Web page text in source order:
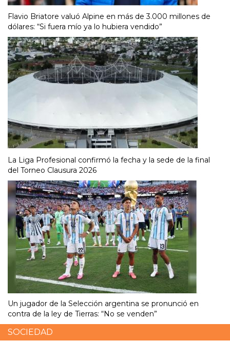
Flavio Briatore valuó Alpine en más de 3.000 millones de
dólares: “Si fuera mío ya lo hubiera vendido”
La Liga Profesional confirmó la fecha y la sede de la final
del Torneo Clausura 2026
Un jugador de la Selección argentina se pronunció en
contra de la ley de Tierras: “No se venden”
SOCIEDAD